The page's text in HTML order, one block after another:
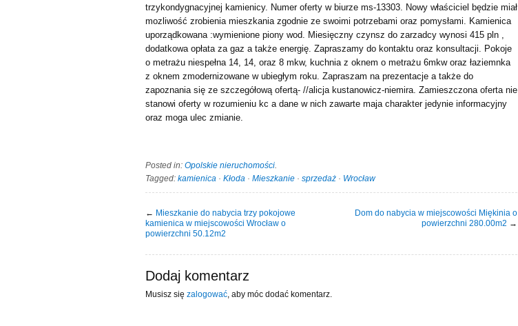
trzykondygnacyjnej kamienicy. Numer oferty w biurze ms-13303. Nowy właściciel będzie miał
mozliwość zrobienia mieszkania zgodnie ze swoimi potrzebami oraz pomysłami. Kamienica
uporządkowana :wymienione piony wod. Miesięczny czynsz do zarzadcy wynosi 415 pln ,
dodatkowa opłata za gaz a także energię. Zapraszamy do kontaktu oraz konsultacji. Pokoje
o metrażu niespełna 14, 14, oraz 8 mkw, kuchnia z oknem o metrażu 6mkw oraz łaziemnka
z oknem zmodernizowane w ubiegłym roku. Zapraszam na prezentacje a także do
zapoznania się ze szczegółową ofertą- //alicja kustanowicz-niemira. Zamieszczona oferta nie
stanowi oferty w rozumieniu kc a dane w nich zawarte maja charakter jedynie informacyjny
oraz moga ulec zmianie.
Posted in: Opolskie nieruchomości.
Tagged: kamienica · Kłoda · Mieszkanie · sprzedaż · Wrocław
← Mieszkanie do nabycia trzy pokojowe
kamienica w miejscowości Wrocław o
powierzchni 50.12m2
Dom do nabycia w miejscowości Miękinia o
powierzchni 280.00m2 →
Dodaj komentarz
Musisz się zalogować , aby móc dodać komentarz.